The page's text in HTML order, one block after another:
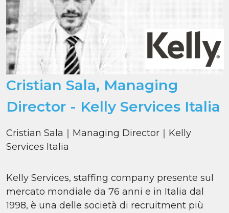
Cristian Sala, Managing
Director - Kelly Services Italia
Cristian Sala｜Managing Director｜Kelly
Services Italia
Kelly Services, staffing company presente sul
mercato mondiale da 76 anni e in Italia dal
1998, è una delle società di recruitment più